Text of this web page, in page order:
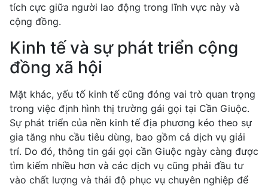
tích cực giữa người lao động trong lĩnh vực này và
cộng đồng.
Kinh tế và sự phát triển cộng
đồng xã hội
Mặt khác, yếu tố kinh tế cũng đóng vai trò quan trọng
trong việc định hình thị trường gái gọi tại Cần Giuộc.
Sự phát triển của nền kinh tế địa phương kéo theo sự
gia tăng nhu cầu tiêu dùng, bao gồm cả dịch vụ giải
trí. Do đó, thông tin gái gọi cần Giuộc ngày càng được
tìm kiếm nhiều hơn và các dịch vụ cũng phải đầu tư
vào chất lượng và thái độ phục vụ chuyên nghiệp để